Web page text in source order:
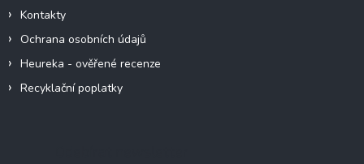
Kontakty
Ochrana osobních údajů
Heureka - ověřené recenze
Recyklační poplatky